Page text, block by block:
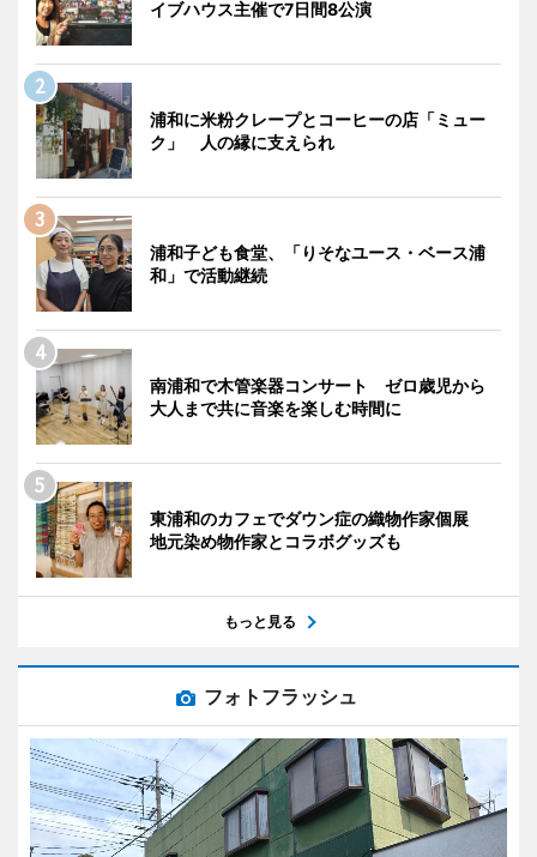
イブハウス主催で7日間8公演
浦和に米粉クレープとコーヒーの店「ミュー
ク」 人の縁に支えられ
浦和子ども食堂、「りそなユース・ベース浦
和」で活動継続
南浦和で木管楽器コンサート ゼロ歳児から
大人まで共に音楽を楽しむ時間に
東浦和のカフェでダウン症の織物作家個展
地元染め物作家とコラボグッズも
もっと見る
フォトフラッシュ